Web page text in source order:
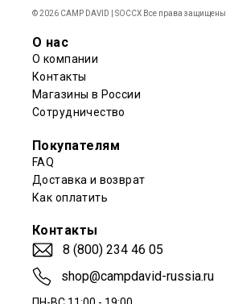
© 2026 CAMP DAVID | SOCCX Все права защищены
О нас
О компании
Контакты
Магазины в России
Сотрудничество
Покупателям
FAQ
Доставка и возврат
Как оплатить
Контакты
8 (800) 234 46 05
shop@campdavid-russia.ru